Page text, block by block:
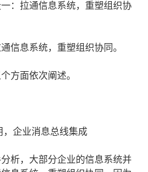
：拉通信息系统，重塑组织协
信息系统，重塑组织协同。
方面依次阐述。
，企业消息总线集成
析，大部分企业的信息系统并